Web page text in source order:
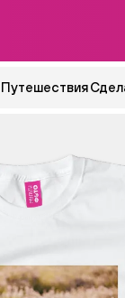
Путешествия